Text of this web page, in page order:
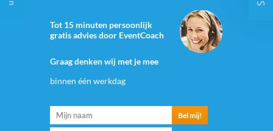
Tot 15 minuten persoonlijk
gratis advies door EventCoach
Graag denken wij met je mee
binnen één werkdag